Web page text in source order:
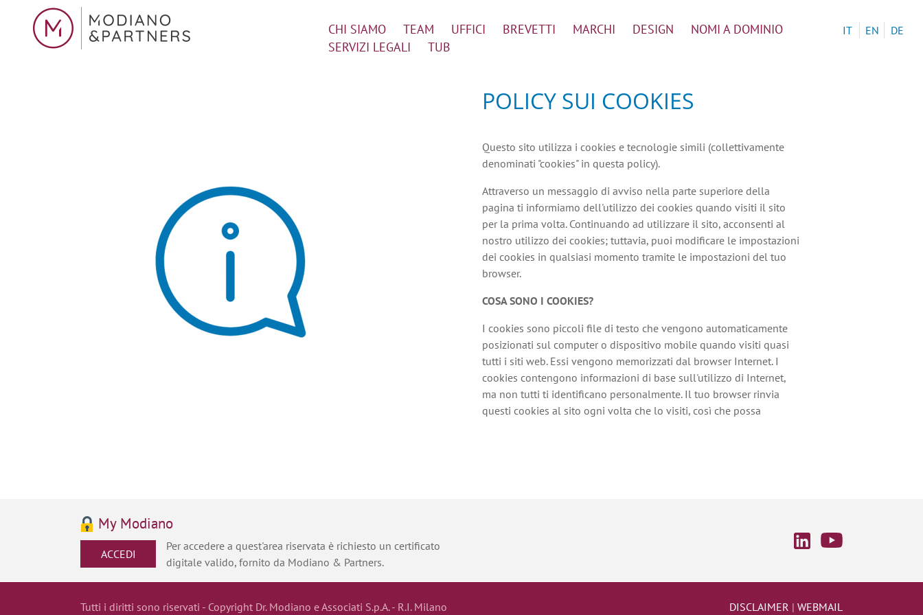
CHI SIAMO TEAM UFFICI BREVETTI MARCHI DESIGN
NOMI A DOMINIO
SERVIZI LEGALI
TUB
IT EN DE
POLICY SUI COOKIES
Questo sito utilizza i cookies e tecnologie simili (collettivamente
denominati "cookies" in questa policy).
Attraverso un messaggio di avviso nella parte superiore della
pagina ti informiamo dell'utilizzo dei cookies quando visiti il sito
per la prima volta. Continuando ad utilizzare il sito, acconsenti al
nostro utilizzo dei cookies; tuttavia, puoi modificare le impostazioni
dei cookies in qualsiasi momento tramite le impostazioni del tuo
browser.
COSA SONO I COOKIES?
I cookies sono piccoli file di testo che vengono automaticamente
posizionati sul computer o dispositivo mobile quando visiti quasi
tutti i siti web. Essi vengono memorizzati dal browser Internet. I
cookies contengono informazioni di base sull'utilizzo di Internet,
ma non tutti ti identificano personalmente. Il tuo browser rinvia
questi cookies al sito ogni volta che lo visiti, così che possa
My Modiano
ACCEDI
Per accedere a quest'area riservata è richiesto un certificato
digitale valido, fornito da Modiano & Partners.
Tutti i diritti sono riservati - Copyright Dr. Modiano e Associati S.p.A. - R.I. Milano DISCLAIMER | WEBMAIL